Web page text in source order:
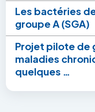
Les bactéries
groupe A (SGA)
Projet pilote de
maladies
quelques …